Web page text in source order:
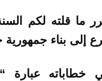
ما قلته لكم
إلى بناء جمهورية
عبارة